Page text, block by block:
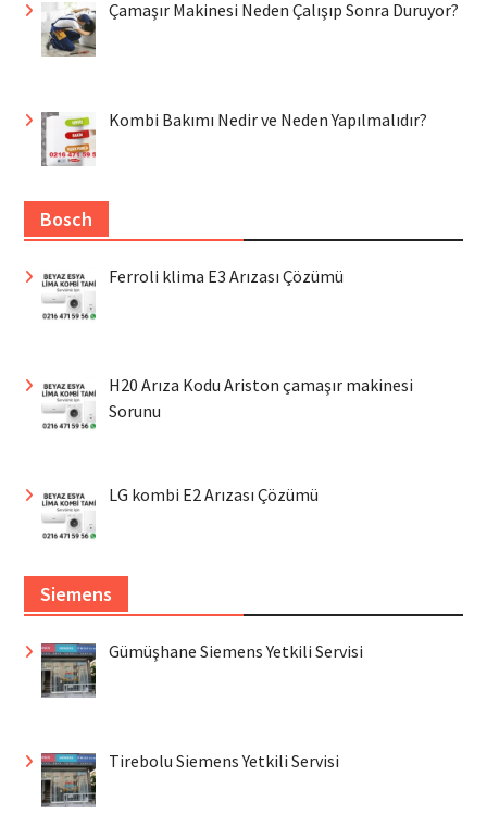
Çamaşır Makinesi Neden Çalışıp Sonra Duruyor?
Kombi Bakımı Nedir ve Neden Yapılmalıdır?
Bosch
Ferroli klima E3 Arızası Çözümü
H20 Arıza Kodu Ariston çamaşır makinesi
Sorunu
LG kombi E2 Arızası Çözümü
Siemens
Gümüşhane Siemens Yetkili Servisi
Tirebolu Siemens Yetkili Servisi